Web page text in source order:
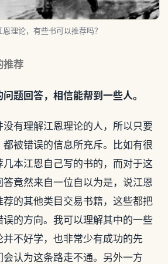
理论，有些书可以推荐吗？
推荐
题回答，相信能帮到一些人。
有理解江恩理论的人，所以只要
被错误的信息所充斥。比如有很
本江恩自己写的书的，而对于这
竟然来自一位自以为是，说江恩
的其他类目交易书籍，这些都把
的方向。我可以理解其中的一些
不好学，也非常少有成功的先
认为这条路走不通。另外一方